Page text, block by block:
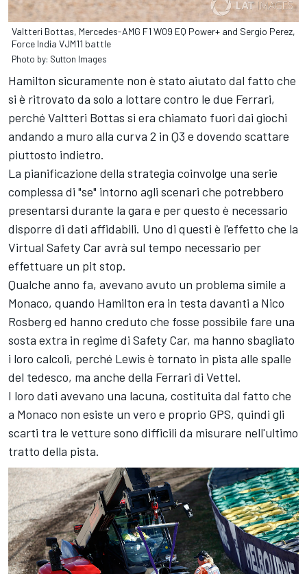
Valtteri Bottas, Mercedes-AMG F1 W09 EQ Power+ and Sergio Perez,
Force India VJM11 battle
Photo by: Sutton Images
Hamilton sicuramente non è stato aiutato dal fatto che
si è ritrovato da solo a lottare contro le due Ferrari,
perché Valtteri Bottas si era chiamato fuori dai giochi
andando a muro alla curva 2 in Q3 e dovendo scattare
piuttosto indietro.
La pianificazione della strategia coinvolge una serie
complessa di "se" intorno agli scenari che potrebbero
presentarsi durante la gara e per questo è necessario
disporre di dati affidabili. Uno di questi è l'effetto che la
Virtual Safety Car avrà sul tempo necessario per
effettuare un pit stop.
Qualche anno fa, avevano avuto un problema simile a
Monaco, quando Hamilton era in testa davanti a Nico
Rosberg ed hanno creduto che fosse possibile fare una
sosta extra in regime di Safety Car, ma hanno sbagliato
i loro calcoli, perché Lewis è tornato in pista alle spalle
del tedesco, ma anche della Ferrari di Vettel.
I loro dati avevano una lacuna, costituita dal fatto che
a Monaco non esiste un vero e proprio GPS, quindi gli
scarti tra le vetture sono difficili da misurare nell'ultimo
tratto della pista.